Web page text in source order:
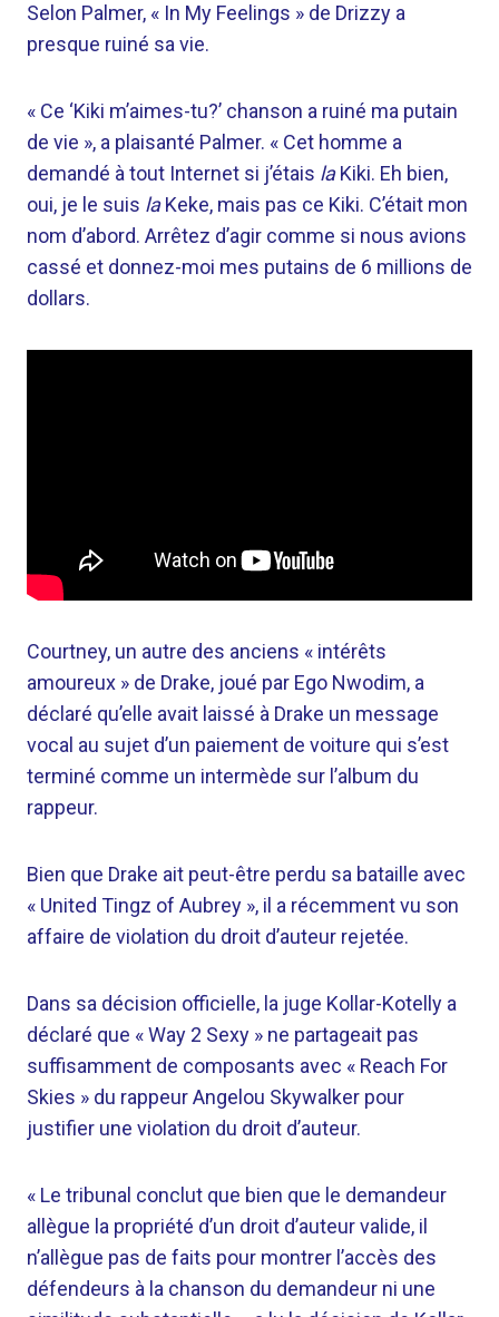
Selon Palmer, « In My Feelings » de Drizzy a
presque ruiné sa vie.
« Ce ‘Kiki m’aimes-tu?’ chanson a ruiné ma putain
de vie », a plaisanté Palmer. « Cet homme a
demandé à tout Internet si j’étais laKiki. Eh bien,
oui, je le suis laKeke, mais pas ce Kiki. C’était mon
nom d’abord. Arrêtez d’agir comme si nous avions
cassé et donnez-moi mes putains de 6 millions de
dollars.
Courtney, un autre des anciens « intérêts
amoureux » de Drake, joué par Ego Nwodim, a
déclaré qu’elle avait laissé à Drake un message
vocal au sujet d’un paiement de voiture qui s’est
terminé comme un intermède sur l’album du
rappeur.
Bien que Drake ait peut-être perdu sa bataille avec
« United Tingz of Aubrey », il a récemment vu son
affaire de violation du droit d’auteur rejetée.
Dans sa décision officielle, la juge Kollar-Kotelly a
déclaré que « Way 2 Sexy » ne partageait pas
suffisamment de composants avec « Reach For
Skies » du rappeur Angelou Skywalker pour
justifier une violation du droit d’auteur.
« Le tribunal conclut que bien que le demandeur
allègue la propriété d’un droit d’auteur valide, il
n’allègue pas de faits pour montrer l’accès des
défendeurs à la chanson du demandeur ni une